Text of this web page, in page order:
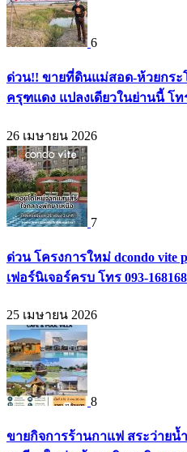
6
ด่วน!! ขายที่ดินแม่สอด-ห้วยกระ
ครุฑแดง แปลงเดียวในย่านนี้ โทร
26 เมษายน 2026
7
ด่วน โครงการใหม่ dcondo vite
เฟอร์นิเจอร์ครบ โทร 093-
25 เมษายน 2026
8
ขายกิจการร้านกาแฟ สระว่ายน้